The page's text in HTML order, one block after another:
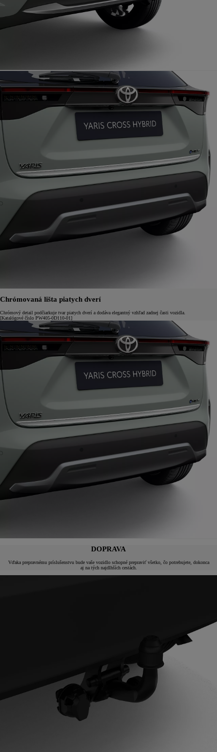
Chrómovaná lišta piatych dverí
Chrómový detail podčiarkuje tvar piatych dverí a dodáva elegantný vzhľad zadnej časti vozidla.
[Katalógové číslo PW405-0D110-01]
DOPRAVA
Vďaka prepravnému príslušenstvu bude vaše vozidlo schopné prepraviť všetko, čo potrebujete, dokonca
aj na tých najdlhších cestách.